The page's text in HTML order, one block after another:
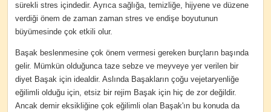
sürekli stres içindedir. Ayrıca sağlığa, temizliğe, hijyene ve düzene
verdiği önem de zaman zaman stres ve endişe boyutunun
büyümesinde çok etkili olur.
Başak beslenmesine çok önem vermesi gereken burçların başında
gelir. Mümkün olduğunca taze sebze ve meyveye yer verilen bir
diyet Başak için idealdir. Aslında Başakların çoğu vejetaryenliğe
eğilimli olduğu için, etsiz bir rejim Başak için hiç de zor değildir.
Ancak demir eksikliğine çok eğilimli olan Başak'ın bu konuda da